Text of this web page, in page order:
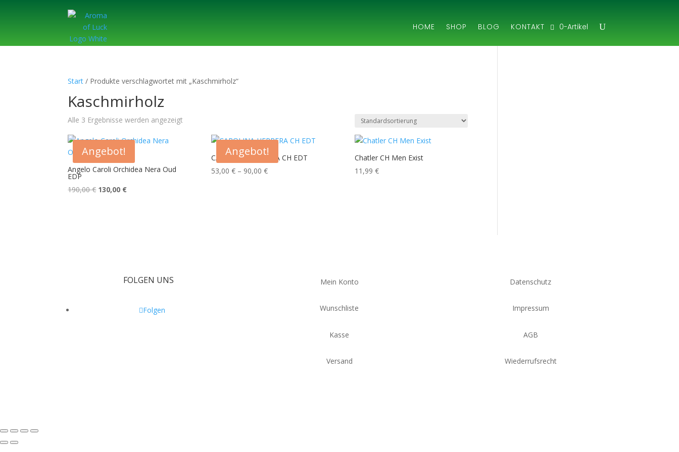
HOME SHOP BLOG KONTAKT 0-Artikel
Start / Produkte verschlagwortet mit „Kaschmirholz“
Kaschmirholz
Alle 3 Ergebnisse werden angezeigt
Angebot!
Angelo Caroli Orchidea Nera Oud
EDP
190,00€ Ursprünglicher
130,00 €Aktueller
Angebot!
CAROLINA HERRERA CH EDT
53,00 € – 90,00 €Preisspanne:
Chatler CH Men Exist
11,99 €
FOLGEN UNS
Folgen
Mein Konto
Wunschliste
Kasse
Versand
Datenschutz
Impressum
AGB
Wiederrufsrecht